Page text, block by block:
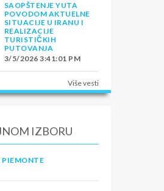
SAOPŠTENJE YUTA
POVODOM AKTUELNE
SITUACIJE U IRANU I
REALIZACIJE
TURISTIČKIH
PUTOVANJA
3/5/2026 3:41:01 PM
Više vesti
IZBORU
PIEMONTE